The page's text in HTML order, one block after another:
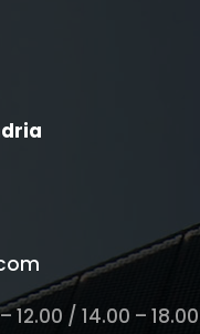
12.00 / 14.00 – 18.00